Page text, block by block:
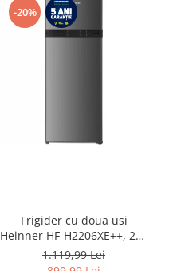
-20%
Frigider cu doua usi
Heinner HF-H2206XE++, 206
l, Clasa E, lumina LED, 3
rafturi de sticla, H 143 cm,
1.119,99 Lei